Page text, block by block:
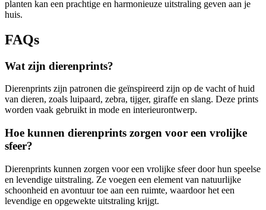
planten kan een prachtige en harmonieuze uitstraling geven aan je
huis.
FAQs
Wat zijn dierenprints?
Dierenprints zijn patronen die geïnspireerd zijn op de vacht of huid
van dieren, zoals luipaard, zebra, tijger, giraffe en slang. Deze prints
worden vaak gebruikt in mode en interieurontwerp.
Hoe kunnen dierenprints zorgen voor een vrolijke
sfeer?
Dierenprints kunnen zorgen voor een vrolijke sfeer door hun speelse
en levendige uitstraling. Ze voegen een element van natuurlijke
schoonheid en avontuur toe aan een ruimte, waardoor het een
levendige en opgewekte uitstraling krijgt.